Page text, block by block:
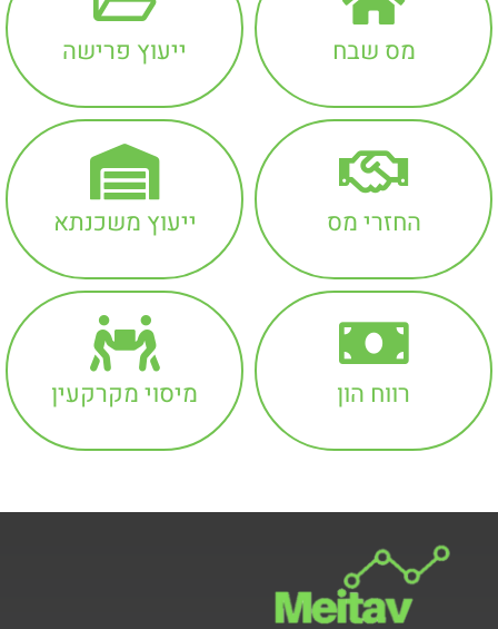
מס שבח ייעוץ פרישה
החזרי מס ייעוץ משכנתא
רווח הון מיסוי מקרקעין